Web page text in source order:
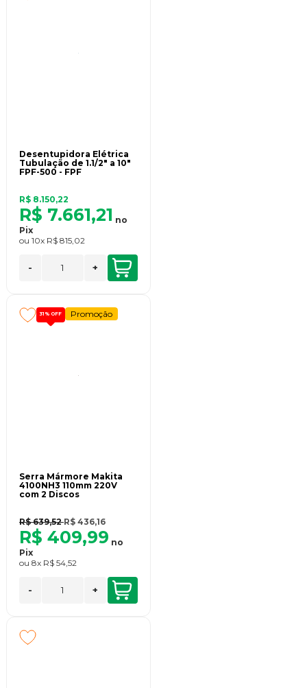
Desentupidora Elétrica
Tubulação de 1.1/2" a 10"
FPF-500 - FPF
R$ 8.150,22
R$ 7.661,21 no
Pix
ou 10x R$ 815,02
- +
31% OFF Promoção
Serra Mármore Makita
4100NH3 110mm 220V
com 2 Discos
R$ 639,52R$ 436,16
R$ 409,99 no
Pix
ou 8x R$ 54,52
- +